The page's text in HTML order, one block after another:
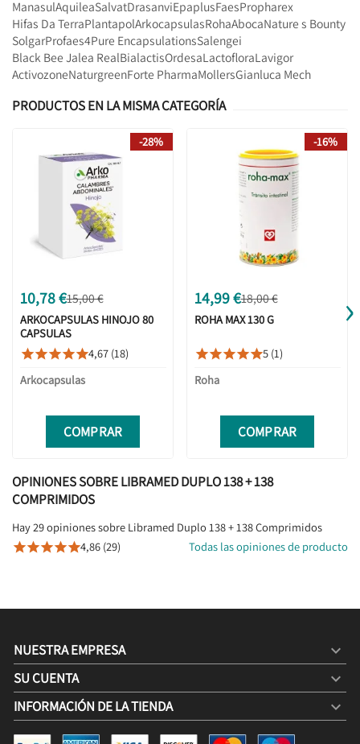
ManasulAquileaSalvatDrasanviEpaplusFaesPropharex
Hifas Da TerraPlantapolArkocapsulasRohaAbocaNature s Bounty
SolgarProfaes4Pure EncapsulationsSalengei
Black Bee Jalea RealBialactisOrdesaLactofloraLavigor
ActivozoneNaturgreenForte PharmaMollersGianluca Mech
PRODUCTOS EN LA MISMA CATEGORÍA
10,78 €15,00 €
ARKOCAPSULAS HINOJO 80
CAPSULAS
4,67 (18)
Arkocapsulas
COMPRAR
-28%
14,99 €18,00 €
ROHA MAX 130 G
5 (1)
Roha
COMPRAR
-16%
›
OPINIONES SOBRE LIBRAMED DUPLO 138 + 138
COMPRIMIDOS
Hay 29 opiniones sobre Libramed Duplo 138 + 138 Comprimidos
4,86 (29) Todas las opiniones de producto
NUESTRA EMPRESA 
SU CUENTA 
INFORMACIÓN DE LA TIENDA keyboard_arrow_down